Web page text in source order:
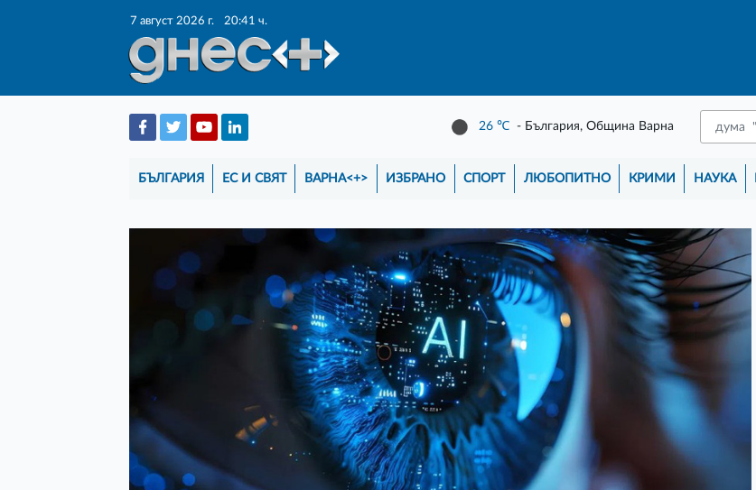
7 август 2026 г. 20:41 ч.
26 ℃ - България, Община Варна
БЪЛГАРИЯ ЕС И СВЯТ ВАРНА<+> ИЗБРАНО СПОРТ ЛЮБОПИТНО КРИМИ НАУКА